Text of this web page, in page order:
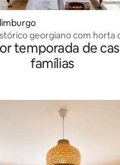
georgiano com horta
temporada de
famílias